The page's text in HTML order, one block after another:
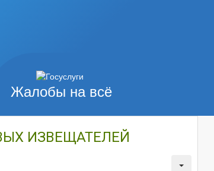
Жалобы на всё
ИЗВЕЩАТЕЛЕЙ